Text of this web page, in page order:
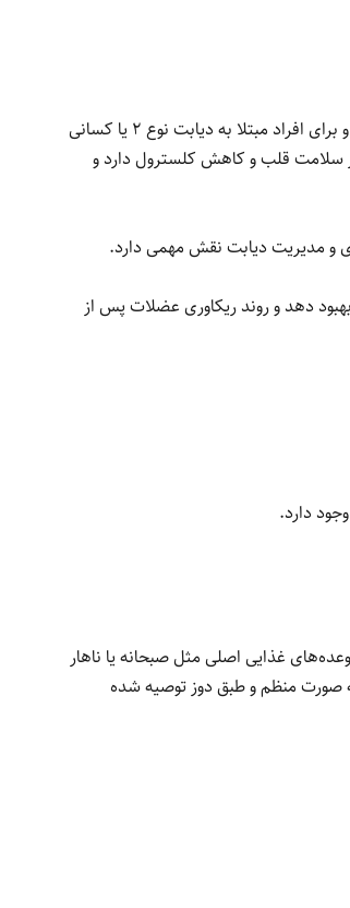
قرص کروم یکی از مکمل‌های مهم است که تاثیر چشمگیری بر سلامت متابولیسم و تنظیم قند خون دارد. این ماده معدنی به بهبود عملکرد انسولین کمک کرده و برای افراد مبتلا به دیابت نوع 2 یا کسانی
سلامت قلب و کاهش کلسترول دارد و
و مدیریت دیابت نقش مهمی دارد.
دهد و روند ریکاوری عضلات پس از
دارد.
غذایی اصلی مثل صبحانه یا ناهار
صورت منظم و طبق دوز توصیه شده